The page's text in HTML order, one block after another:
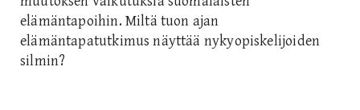
elämäntapoihin. Miltä tuon ajan
elämäntapatutkimus näyttää nykyopiskelijoiden
silmin?